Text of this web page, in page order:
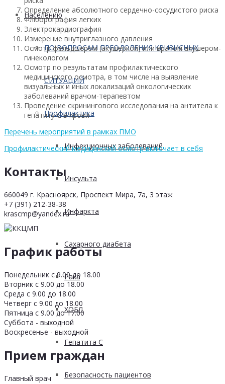
Населению
ПО ВОПРОСАМ ПРЕОДОЛЕНИЯ КРИЗИСНЫХ
СИТУАЦИЙ
Профилактика
Инфекционных заболеваний
Инсульта
Инфаркта
Сахарного диабета
Рака
ХОБЛ
Гепатита С
Безопасность пациентов
Определение абсолютного сердечно-сосудистого риска
Флюорография легких
Электрокардиография
Измерение внутриглазного давления
Осмотр фельдшером (акушеркой) или врачом акушером-
гинекологом
Осмотр по результатам профилактического
медицинского осмотра, в том числе на выявление
визуальных и иных локализаций онкологических
заболеваний врачом-терапевтом
Проведение скринингового исследования на антитела к
гепатиту С в крови
Перечень мероприятий в рамках ПМО
Профилактический медицинский осмотр включает в себя
Контакты
660049 г. Красноярск, Проспект Мира, 7а, 3 этаж
+7 (391) 212-38-38
krascmp@yandex.ru
График работы
Понедельник с 9.00 до 18.00
Вторник с 9.00 до 18.00
Среда с 9.00 до 18.00
Четверг с 9.00 до 18.00
Пятница с 9.00 до 17.00
Суббота - выходной
Воскресенье - выходной
Прием граждан
Главный врач